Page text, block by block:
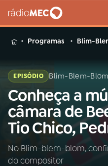
MENU
Buscar
na
Rádio
MEC
Início
Programas Blim-
EPISÓDIO Blim-Blem-Blom
Conheça a
câmara de
Tio Chico,
No Blim-blem-blom,
do compositor